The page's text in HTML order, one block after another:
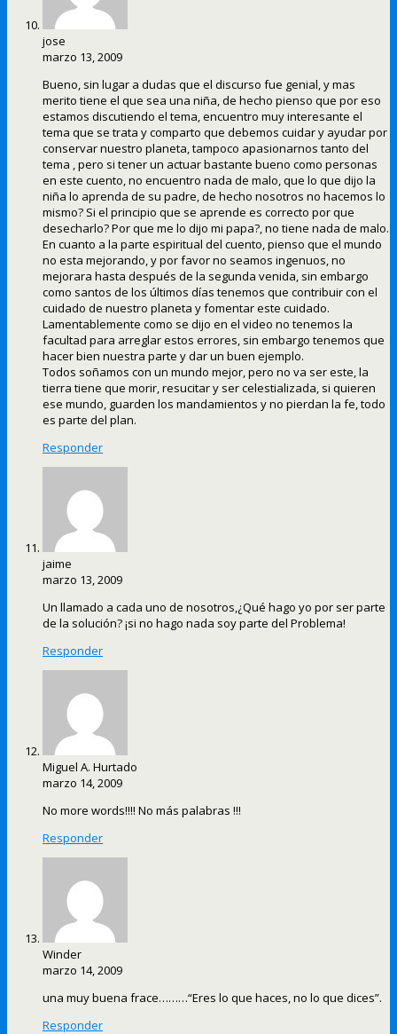
jose
marzo 13, 2009
Bueno, sin lugar a dudas que el discurso fue genial, y mas
merito tiene el que sea una niña, de hecho pienso que por eso
estamos discutiendo el tema, encuentro muy interesante el
tema que se trata y comparto que debemos cuidar y ayudar por
conservar nuestro planeta, tampoco apasionarnos tanto del
tema , pero si tener un actuar bastante bueno como personas
en este cuento, no encuentro nada de malo, que lo que dijo la
niña lo aprenda de su padre, de hecho nosotros no hacemos lo
mismo? Si el principio que se aprende es correcto por que
desecharlo? Por que me lo dijo mi papa?, no tiene nada de malo.
En cuanto a la parte espiritual del cuento, pienso que el mundo
no esta mejorando, y por favor no seamos ingenuos, no
mejorara hasta después de la segunda venida, sin embargo
como santos de los últimos días tenemos que contribuir con el
cuidado de nuestro planeta y fomentar este cuidado.
Lamentablemente como se dijo en el video no tenemos la
facultad para arreglar estos errores, sin embargo tenemos que
hacer bien nuestra parte y dar un buen ejemplo.
Todos soñamos con un mundo mejor, pero no va ser este, la
tierra tiene que morir, resucitar y ser celestializada, si quieren
ese mundo, guarden los mandamientos y no pierdan la fe, todo
es parte del plan.
Responder
jaime
marzo 13, 2009
Un llamado a cada uno de nosotros,¿Qué hago yo por ser parte
de la solución? ¡si no hago nada soy parte del Problema!
Responder
Miguel A. Hurtado
marzo 14, 2009
No more words!!!! No más palabras !!!
Responder
Winder
marzo 14, 2009
una muy buena frace………“Eres lo que haces, no lo que dices”.
Responder